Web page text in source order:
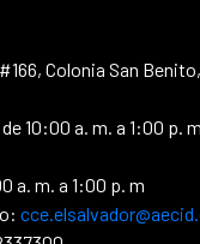
Colonia San
10:00 a. m. a 1:00 p.
a. m. a 1:00 p. m